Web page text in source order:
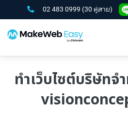
02 483 0999 (30 คู่สาย)
ทำเว็บไซต์บริษัทจ